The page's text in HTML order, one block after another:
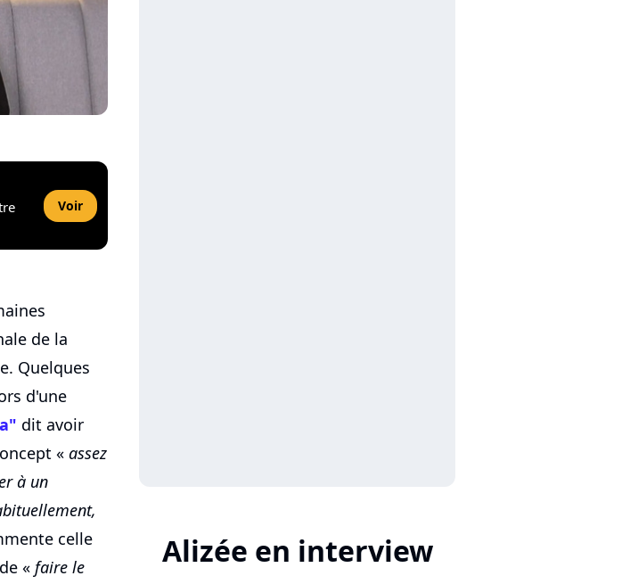
Voir
de la
Quelques
d'une
dit avoir
« assez
à un
celle
« faire le
Alizée en interview